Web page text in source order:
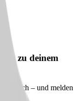
zu deinem
für dich – und melden